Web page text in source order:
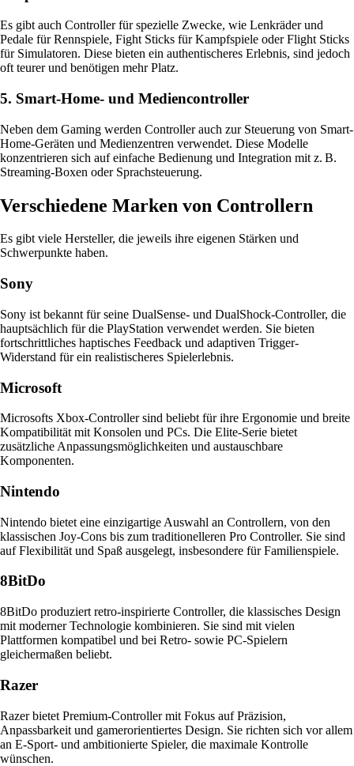
Es gibt auch Controller für spezielle Zwecke, wie Lenkräder und
Pedale für Rennspiele, Fight Sticks für Kampfspiele oder Flight Sticks
für Simulatoren. Diese bieten ein authentischeres Erlebnis, sind jedoch
oft teurer und benötigen mehr Platz.
5. Smart-Home- und Mediencontroller
Neben dem Gaming werden Controller auch zur Steuerung von Smart-
Home-Geräten und Medienzentren verwendet. Diese Modelle
konzentrieren sich auf einfache Bedienung und Integration mit z. B.
Streaming-Boxen oder Sprachsteuerung.
Verschiedene Marken von Controllern
Es gibt viele Hersteller, die jeweils ihre eigenen Stärken und
Schwerpunkte haben.
Sony
Sony ist bekannt für seine DualSense- und DualShock-Controller, die
hauptsächlich für die PlayStation verwendet werden. Sie bieten
fortschrittliches haptisches Feedback und adaptiven Trigger-
Widerstand für ein realistischeres Spielerlebnis.
Microsoft
Microsofts Xbox-Controller sind beliebt für ihre Ergonomie und breite
Kompatibilität mit Konsolen und PCs. Die Elite-Serie bietet
zusätzliche Anpassungsmöglichkeiten und austauschbare
Komponenten.
Nintendo
Nintendo bietet eine einzigartige Auswahl an Controllern, von den
klassischen Joy-Cons bis zum traditionelleren Pro Controller. Sie sind
auf Flexibilität und Spaß ausgelegt, insbesondere für Familienspiele.
8BitDo
8BitDo produziert retro-inspirierte Controller, die klassisches Design
mit moderner Technologie kombinieren. Sie sind mit vielen
Plattformen kompatibel und bei Retro- sowie PC-Spielern
gleichermaßen beliebt.
Razer
Razer bietet Premium-Controller mit Fokus auf Präzision,
Anpassbarkeit und gamerorientiertes Design. Sie richten sich vor allem
an E-Sport- und ambitionierte Spieler, die maximale Kontrolle
wünschen.